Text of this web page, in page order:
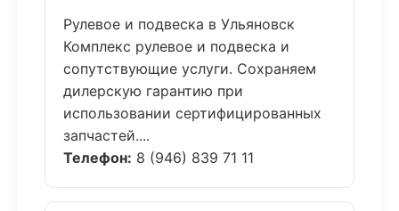
Рулевое и подвеска в Ульяновск
Комплекс рулевое и подвеска и
сопутствующие услуги. Сохраняем
дилерскую гарантию при
использовании сертифицированных
запчастей....
Телефон: 8 (946) 839 71 11